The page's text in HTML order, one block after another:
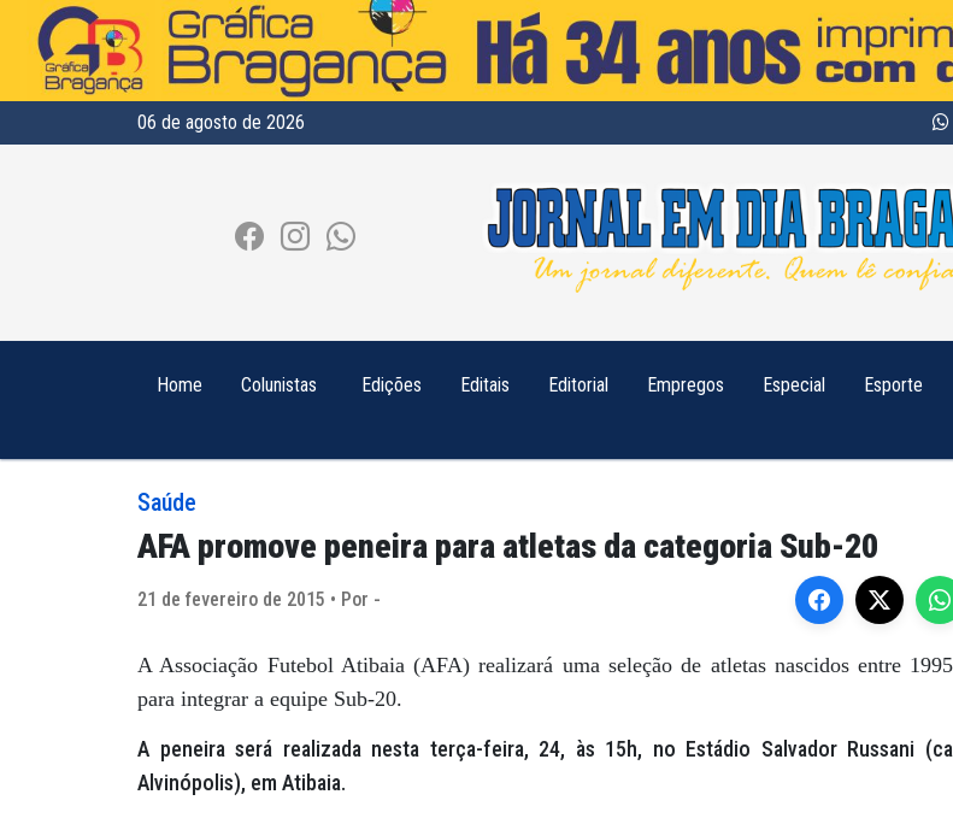
06 de agosto de 2026
Home Colunistas Edições Editais Editorial Empregos Especial Esporte
Saúde
AFA promove peneira para atletas da categoria Sub-20
21 de fevereiro de 2015 • Por -
A Associação Futebol Atibaia (AFA) realizará uma seleção de atletas nascidos entre
para integrar a equipe Sub-20.
A peneira será realizada nesta terça-feira, 24, às 15h, no Estádio Salvador Russani
Alvinópolis), em Atibaia.